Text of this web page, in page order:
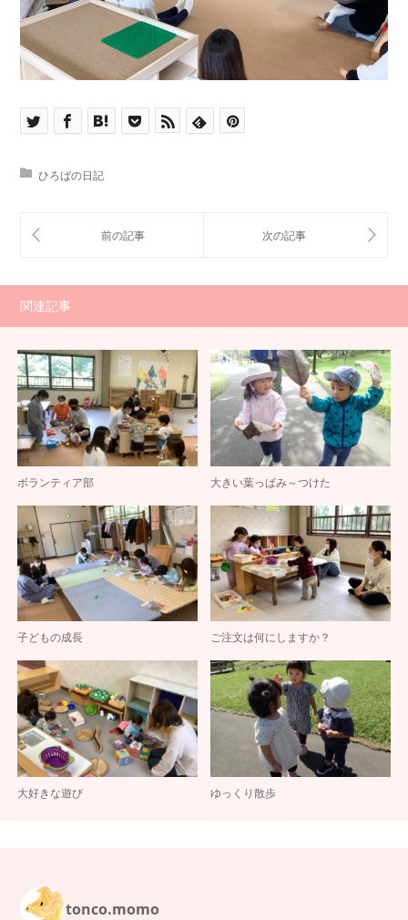
ひろばの日記
関連記事
ボランティア部 大きい葉っぱみ～つけた
子どもの成長 ご注文は何にしますか？
大好きな遊び ゆっくり散歩
tonco.momo